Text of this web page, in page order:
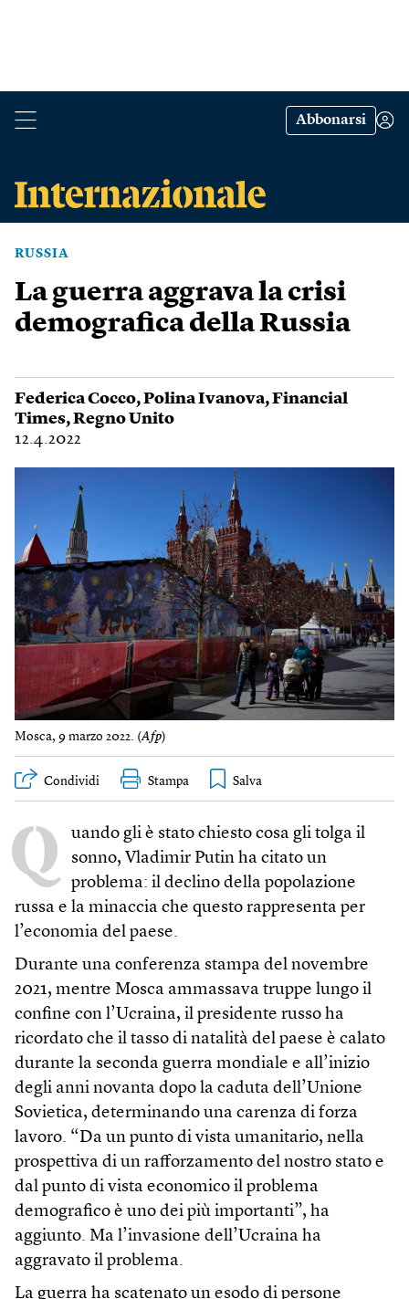
Abbonarsi
RUSSIA
La guerra aggrava la crisi
demografica della Russia
Federica Cocco,Polina Ivanova,Financial
Times,Regno Unito
12.4.2022
Mosca, 9 marzo 2022. (Afp)
Condividi Stampa
Q uando gli è stato chiesto cosa gli tolga il
sonno, Vladimir Putin ha citato un
problema: il declino della popolazione
russa e la minaccia che questo rappresenta per
l’economia del paese.
Durante una conferenza stampa del novembre
2021, mentre Mosca ammassava truppe lungo il
confine con l’Ucraina, il presidente russo ha
ricordato che il tasso di natalità del paese è calato
durante la seconda guerra mondiale e all’inizio
degli anni novanta dopo la caduta dell’Unione
Sovietica, determinando una carenza di forza
lavoro. “Da un punto di vista umanitario, nella
prospettiva di un rafforzamento del nostro stato e
dal punto di vista economico il problema
demografico è uno dei più importanti”, ha
aggiunto. Ma l’invasione dell’Ucraina ha
aggravato il problema.
La guerra ha scatenato un esodo di persone